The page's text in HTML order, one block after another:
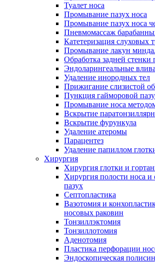
Туалет носа
Промывание пазух носа
Промывание пазух носа
Пневмомассаж
Катетеризация слуховых
Промывание лакун
Обработка задней стенки
Эндоларингеальные
Удаление инородных тел
Прижигание слизистой
Пункция гайморовой
Промывание носа
Вскрытие
Вскрытие фурункула
Удаление атеромы
Парацентез
Удаление папиллом
Хирургия
Хирургия глотки и
Хирургия полости носа и
пазух
Септопластика
Вазотомия и
носовых раковин
Тонзиллэктомия
Тонзиллотомия
Аденотомия
Пластика перфорации
Эндоскопическая